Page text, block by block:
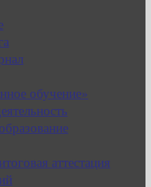
обучение»
аттестация